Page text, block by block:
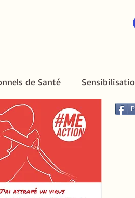
de Santé Sensibilisation
de Santé